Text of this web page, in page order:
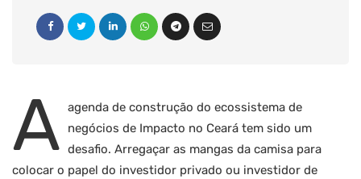
A agenda de construção do ecossistema de
negócios de Impacto no Ceará tem sido um
desafio. Arregaçar as mangas da camisa para
colocar o papel do investidor privado ou investidor de